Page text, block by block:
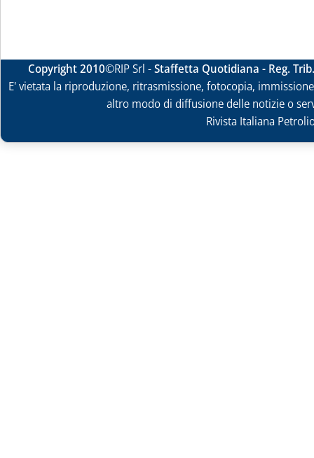
Copyright 2010©RIP Srl -Staffetta Quotidiana - Reg.
E' vietata la riproduzione, ritrasmissione, fotocopia,
altro modo di diffusione delle notizie o
Rivista Italiana